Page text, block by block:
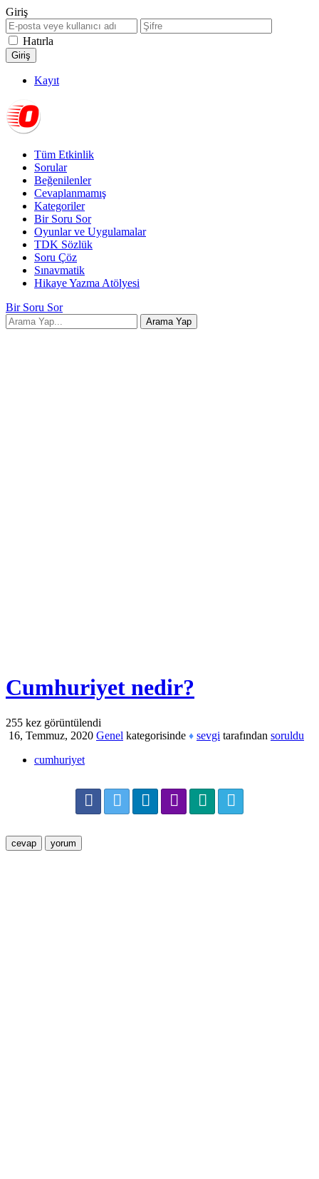
Giriş
Hatırla
Kayıt
Tüm Etkinlik
Sorular
Beğenilenler
Cevaplanmamış
Kategoriler
Bir Soru Sor
Oyunlar ve Uygulamalar
TDK Sözlük
Soru Çöz
Sınavmatik
Hikaye Yazma Atölyesi
Bir Soru Sor
Cumhuriyet nedir?
255 kez görüntülendi
16, Temmuz, 2020 Genel kategorisinde ♦ sevgi tarafından soruldu
cumhuriyet